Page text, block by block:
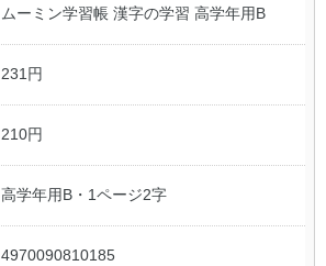
ムーミン学習帳 漢字の学習 高学年用B
231円
210円
高学年用B・1ページ2字
4970090810185